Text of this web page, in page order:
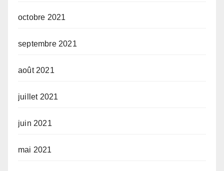
octobre 2021
septembre 2021
août 2021
juillet 2021
juin 2021
mai 2021